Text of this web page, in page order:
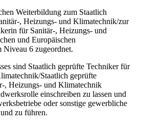
Weiterbildung zum Staatlich
, Heizungs- und Klimatechnik/zur
für Sanitär-, Heizungs- und
und Euro­päischen
Niveau 6 zugeordnet.
sind Staatlich geprüfte Techniker für
Staatlich geprüfte
, Heizungs- und Klimatechnik
einschreiben zu lassen und
oder sonstige gewerbliche
zu führen.